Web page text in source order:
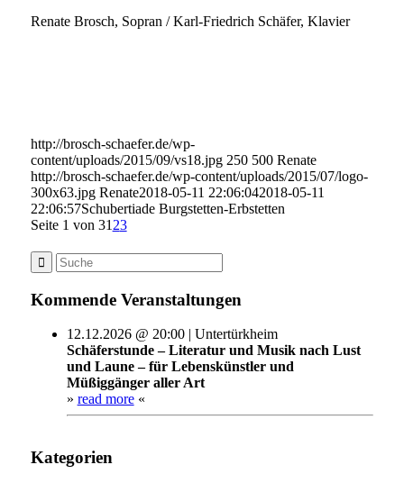
Renate Brosch, Sopran / Karl-Friedrich Schäfer, Klavier
http://brosch-schaefer.de/wp-
content/uploads/2015/09/vs18.jpg 250 500 Renate
http://brosch-schaefer.de/wp-content/uploads/2015/07/logo-
300x63.jpg Renate2018-05-11 22:06:042018-05-11
22:06:57Schubertiade Burgstetten-Erbstetten
Seite 1 von 31 23
Kommende Veranstaltungen
12.12.2026 @ 20:00 | Untertürkheim
Schäferstunde – Literatur und Musik nach Lust
und Laune – für Lebenskünstler und
Müßiggänger aller Art
» read more«
Kategorien